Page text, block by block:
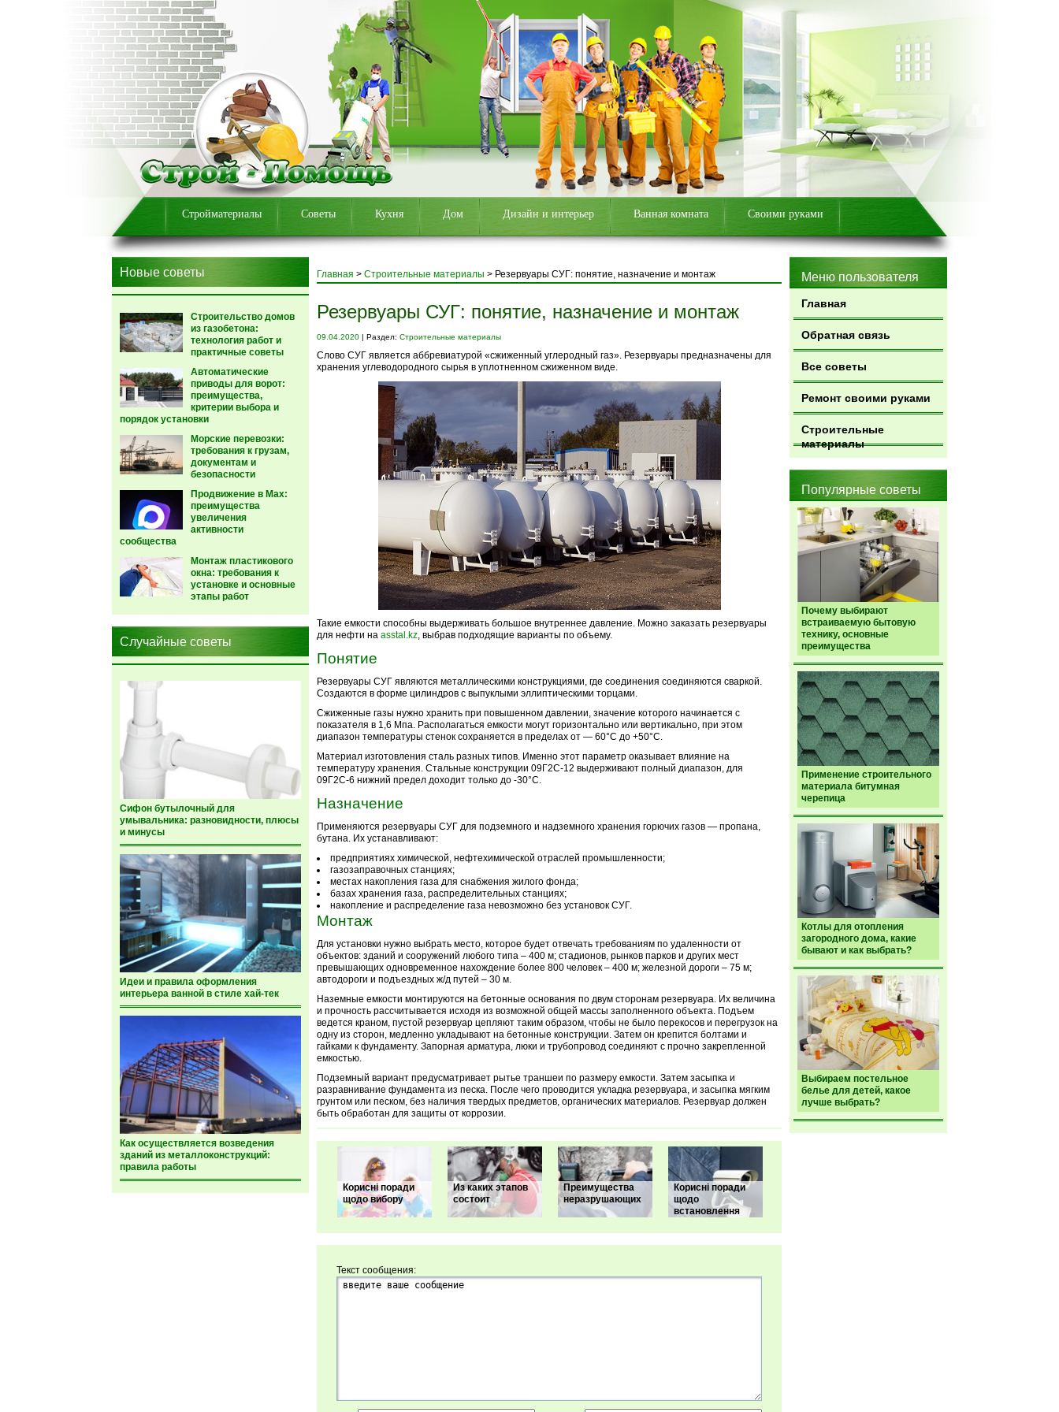
Стройматериалы Советы Кухня Дом Дизайн и интерьер Ванная комната Своими руками
Новые советы
Строительство домов
из газобетона:
технология работ и
практичные советы
Автоматические
приводы для ворот:
преимущества,
критерии выбора и
порядок установки
Морские перевозки:
требования к грузам,
документам и
безопасности
Продвижение в Max:
преимущества
увеличения
активности
сообщества
Монтаж пластикового
окна: требования к
установке и основные
этапы работ
Случайные советы
Сифон бутылочный для
умывальника: разновидности, плюсы
и минусы
Идеи и правила оформления
интерьера ванной в стиле хай-тек
Как осуществляется возведения
зданий из металлоконструкций:
правила работы
Меню пользователя
Главная
Обратная связь
Все советы
Ремонт своими руками
Строительные
материалы
Популярные советы
Почему выбирают
встраиваемую бытовую
технику, основные
преимущества
Применение строительного
материала битумная
черепица
Котлы для отопления
загородного дома, какие
бывают и как выбрать?
Выбираем постельное
белье для детей, какое
лучше выбрать?
Главная > Строительные материалы > Резервуары СУГ: понятие, назначение и монтаж
Резервуары СУГ: понятие, назначение и монтаж
09.04.2020 | Раздел: Строительные материалы
Слово СУГ является аббревиатурой «сжиженный углеродный газ». Резервуары предназначены для
хранения углеводородного сырья в уплотненном сжиженном виде.
Такие емкости способны выдерживать большое внутреннее давление. Можно заказать резервуары
для нефти на asstal.kz, выбрав подходящие варианты по объему.
Понятие
Резервуары СУГ являются металлическими конструкциями, где соединения соединяются сваркой.
Создаются в форме цилиндров с выпуклыми эллиптическими торцами.
Сжиженные газы нужно хранить при повышенном давлении, значение которого начинается с
показателя в 1,6 Мпа. Располагаться емкости могут горизонтально или вертикально, при этом
диапазон температуры стенок сохраняется в пределах от — 60°С до +50°С.
Материал изготовления сталь разных типов. Именно этот параметр оказывает влияние на
температуру хранения. Стальные конструкции 09Г2С-12 выдерживают полный диапазон, для
09Г2С-6 нижний предел доходит только до -30°С.
Назначение
Применяются резервуары СУГ для подземного и надземного хранения горючих газов — пропана,
бутана. Их устанавливают:
предприятиях химической, нефтехимической отраслей промышленности;
газозаправочных станциях;
местах накопления газа для снабжения жилого фонда;
базах хранения газа, распределительных станциях;
накопление и распределение газа невозможно без установок СУГ.
Монтаж
Для установки нужно выбрать место, которое будет отвечать требованиям по удаленности от
объектов: зданий и сооружений любого типа – 400 м; стадионов, рынков парков и других мест
превышающих одновременное нахождение более 800 человек – 400 м; железной дороги – 75 м;
автодороги и подъездных ж/д путей – 30 м.
Наземные емкости монтируются на бетонные основания по двум сторонам резервуара. Их величина
и прочность рассчитывается исходя из возможной общей массы заполненного объекта. Подъем
ведется краном, пустой резервуар цепляют таким образом, чтобы не было перекосов и перегрузок на
одну из сторон, медленно укладывают на бетонные конструкции. Затем он крепится болтами и
гайками к фундаменту. Запорная арматура, люки и трубопровод соединяют с прочно закрепленной
емкостью.
Подземный вариант предусматривает рытье траншеи по размеру емкости. Затем засыпка и
разравнивание фундамента из песка. После чего проводится укладка резервуара, и засыпка мягким
грунтом или песком, без наличия твердых предметов, органических материалов. Резервуар должен
быть обработан для защиты от коррозии.
Корисні поради
щодо вибору
Из каких этапов
состоит
Преимущества
неразрушающих
Корисні поради
щодо
встановлення
Текст сообщения: